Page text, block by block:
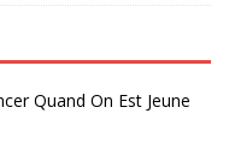
Quand On Est Jeune